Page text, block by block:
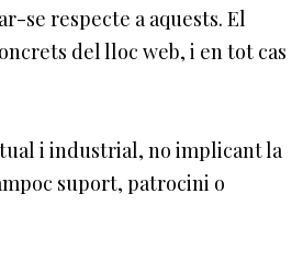
se respecte a aquests. El
del lloc web, i en tot cas
i industrial, no implicant la
suport, patrocini o